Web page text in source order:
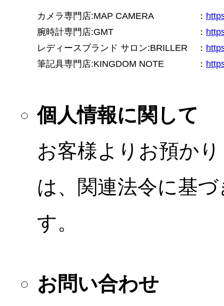
カメラ専門店:MAP CAMERA ：
腕時計専門店:GMT
：
レディースブランド サロン:BRILLER
：
筆記具専門店:KINGDOM NOTE
：
個人情報に関して
お客様よりお預か
は、関連法令に基
す。
お問い合わせ